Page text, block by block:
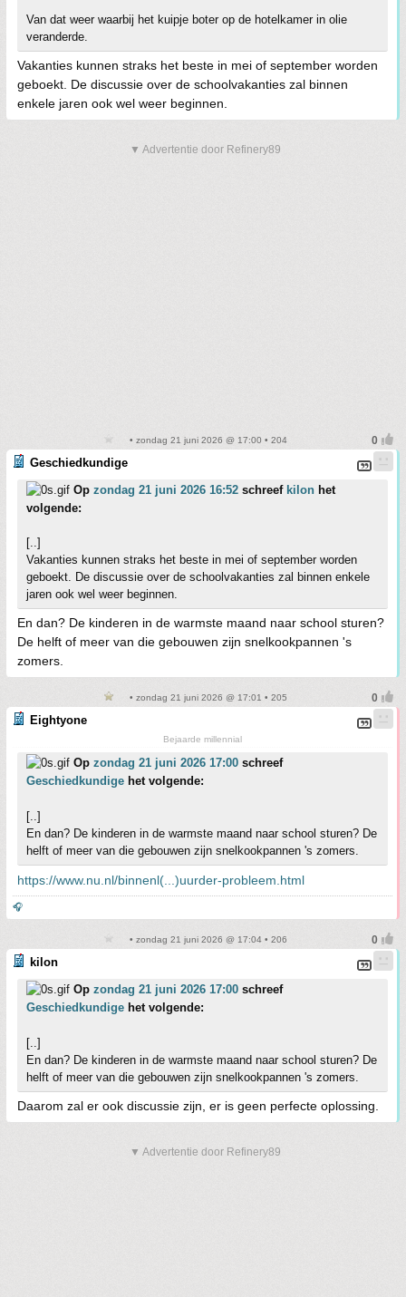
Van dat weer waarbij het kuipje boter op de hotelkamer in olie
veranderde.
Vakanties kunnen straks het beste in mei of september worden
geboekt. De discussie over de schoolvakanties zal binnen
enkele jaren ook wel weer beginnen.
▼ Advertentie door Refinery89
• zondag 21 juni 2026 @ 17:00 • 204
Geschiedkundige
Op zondag 21 juni 2026 16:52 schreef kilon het
volgende:
[..]
Vakanties kunnen straks het beste in mei of september worden
geboekt. De discussie over de schoolvakanties zal binnen enkele
jaren ook wel weer beginnen.
En dan? De kinderen in de warmste maand naar school sturen?
De helft of meer van die gebouwen zijn snelkookpannen 's
zomers.
• zondag 21 juni 2026 @ 17:01 • 205
Eightyone
Bejaarde millennial
Op zondag 21 juni 2026 17:00 schreef
Geschiedkundige het volgende:
[..]
En dan? De kinderen in de warmste maand naar school sturen? De
helft of meer van die gebouwen zijn snelkookpannen 's zomers.
https://www.nu.nl/binnenl(...)uurder-probleem.html
🎧
• zondag 21 juni 2026 @ 17:04 • 206
kilon
Op zondag 21 juni 2026 17:00 schreef
Geschiedkundige het volgende:
[..]
En dan? De kinderen in de warmste maand naar school sturen? De
helft of meer van die gebouwen zijn snelkookpannen 's zomers.
Daarom zal er ook discussie zijn, er is geen perfecte oplossing.
▼ Advertentie door Refinery89